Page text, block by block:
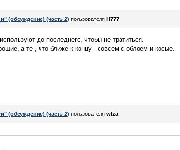
(обсуждение) (часть 2) пользователя H777
до последнего, чтобы не тратиться.
а те , что ближе к концу - совсем с облоем и косые.
(обсуждение) (часть 2) пользователя wiza